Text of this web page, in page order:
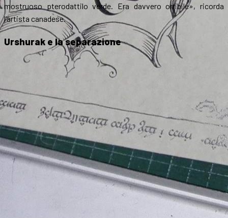
mostruoso pterodattilo verde. Era davvero orribile», ricorda
l’artista canadese.
Urshurak e la separazione